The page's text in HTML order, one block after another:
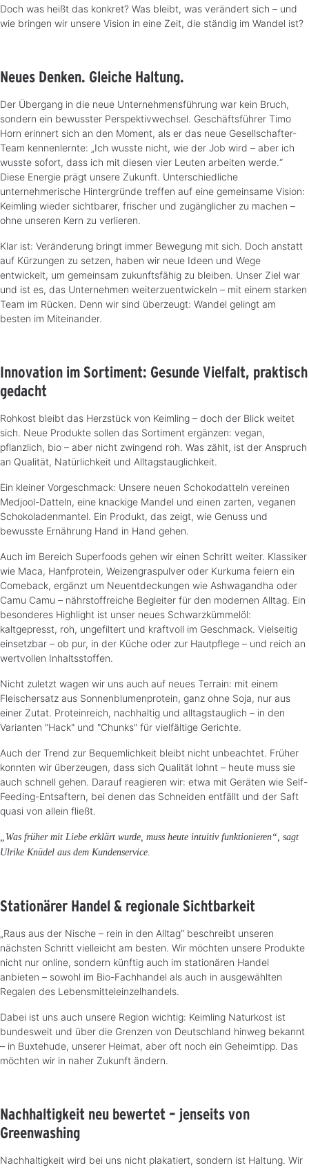
Doch was heißt das konkret? Was bleibt, was verändert sich – und
wie bringen wir unsere Vision in eine Zeit, die ständig im Wandel ist?
Neues Denken. Gleiche Haltung.
Der Übergang in die neue Unternehmensführung war kein Bruch,
sondern ein bewusster Perspektivwechsel. Geschäftsführer Timo
Horn erinnert sich an den Moment, als er das neue Gesellschafter-
Team kennenlernte: „Ich wusste nicht, wie der Job wird – aber ich
wusste sofort, dass ich mit diesen vier Leuten arbeiten werde.“
Diese Energie prägt unsere Zukunft. Unterschiedliche
unternehmerische Hintergründe treffen auf eine gemeinsame Vision:
Keimling wieder sichtbarer, frischer und zugänglicher zu machen –
ohne unseren Kern zu verlieren.
Klar ist: Veränderung bringt immer Bewegung mit sich. Doch anstatt
auf Kürzungen zu setzen, haben wir neue Ideen und Wege
entwickelt, um gemeinsam zukunftsfähig zu bleiben. Unser Ziel war
und ist es, das Unternehmen weiterzuentwickeln – mit einem starken
Team im Rücken. Denn wir sind überzeugt: Wandel gelingt am
besten im Miteinander.
Innovation im Sortiment: Gesunde Vielfalt, praktisch
gedacht
Rohkost bleibt das Herzstück von Keimling – doch der Blick weitet
sich. Neue Produkte sollen das Sortiment ergänzen: vegan,
pflanzlich, bio – aber nicht zwingend roh. Was zählt, ist der Anspruch
an Qualität, Natürlichkeit und Alltagstauglichkeit.
Ein kleiner Vorgeschmack: Unsere neuen Schokodatteln vereinen
Medjool-Datteln, eine knackige Mandel und einen zarten, veganen
Schokoladenmantel. Ein Produkt, das zeigt, wie Genuss und
bewusste Ernährung Hand in Hand gehen.
Auch im Bereich Superfoods gehen wir einen Schritt weiter. Klassiker
wie Maca, Hanfprotein, Weizengraspulver oder Kurkuma feiern ein
Comeback, ergänzt um Neuentdeckungen wie Ashwagandha oder
Camu Camu – nährstoffreiche Begleiter für den modernen Alltag. Ein
besonderes Highlight ist unser neues Schwarzkümmelöl:
kaltgepresst, roh, ungefiltert und kraftvoll im Geschmack. Vielseitig
einsetzbar – ob pur, in der Küche oder zur Hautpflege – und reich an
wertvollen Inhaltsstoffen.
Nicht zuletzt wagen wir uns auch auf neues Terrain: mit einem
Fleischersatz aus Sonnenblumenprotein, ganz ohne Soja, nur aus
einer Zutat. Proteinreich, nachhaltig und alltagstauglich – in den
Varianten "Hack" und "Chunks" für vielfältige Gerichte.
Auch der Trend zur Bequemlichkeit bleibt nicht unbeachtet. Früher
konnten wir überzeugen, dass sich Qualität lohnt – heute muss sie
auch schnell gehen. Darauf reagieren wir: etwa mit Geräten wie Self-
Feeding-Entsaftern, bei denen das Schneiden entfällt und der Saft
quasi von allein fließt.
„Was früher mit Liebe erklärt wurde, muss heute intuitiv funktionieren“, sagt
Ulrike Knüdel aus dem Kundenservice.
Stationärer Handel & regionale Sichtbarkeit
„Raus aus der Nische – rein in den Alltag“ beschreibt unseren
nächsten Schritt vielleicht am besten. Wir möchten unsere Produkte
nicht nur online, sondern künftig auch im stationären Handel
anbieten – sowohl im Bio-Fachhandel als auch in ausgewählten
Regalen des Lebensmitteleinzelhandels.
Dabei ist uns auch unsere Region wichtig: Keimling Naturkost ist
bundesweit und über die Grenzen von Deutschland hinweg bekannt
– in Buxtehude, unserer Heimat, aber oft noch ein Geheimtipp. Das
möchten wir in naher Zukunft ändern.
Nachhaltigkeit neu bewertet – jenseits von
Greenwashing
Nachhaltigkeit wird bei uns nicht plakatiert, sondern ist Haltung. Wir